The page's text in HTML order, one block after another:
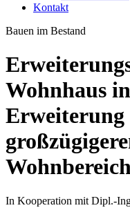
Kontakt
Bauen im Bestand
Wohnhaus
Erweiterung
In Kooperation mit Dipl.-